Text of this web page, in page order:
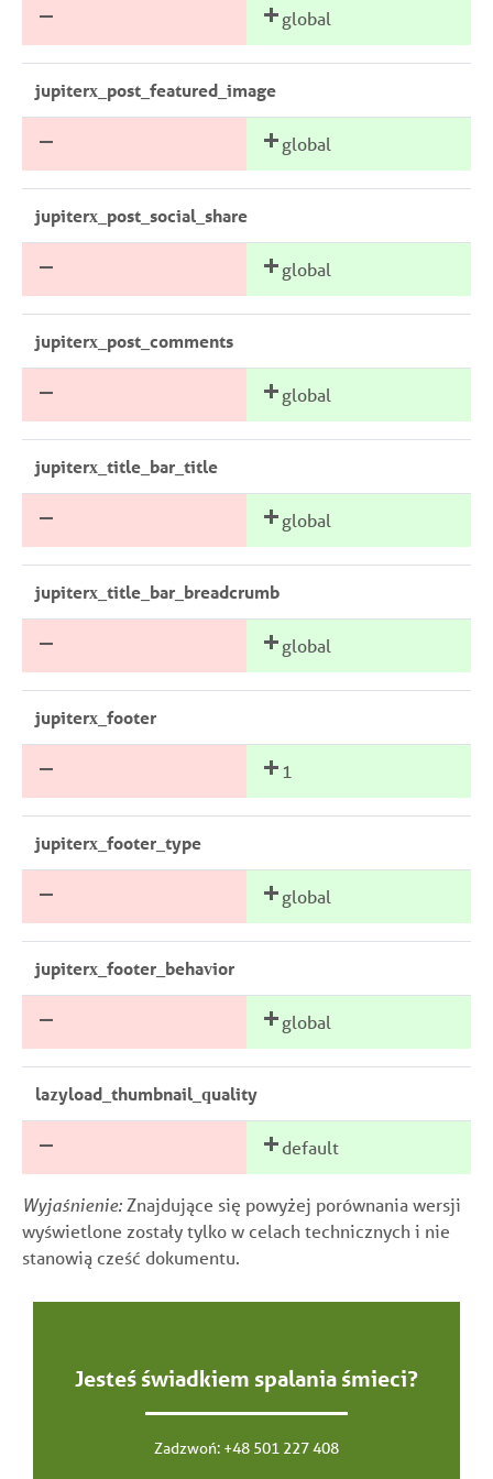
global
jupiterx_post_featured_image
global
jupiterx_post_social_share
global
jupiterx_post_comments
global
jupiterx_title_bar_title
global
jupiterx_title_bar_breadcrumb
global
jupiterx_footer
1
jupiterx_footer_type
global
jupiterx_footer_behavior
global
lazyload_thumbnail_quality
default
Wyjaśnienie: Znajdujące się powyżej porównania wersji
wyświetlone zostały tylko w celach technicznych i nie
stanowią cześć dokumentu.
Jesteś świadkiem spalania śmieci?
Zadzwoń: +48 501 227 408